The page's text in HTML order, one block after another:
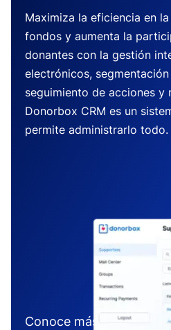
Maximiza la eficiencia en
fondos y aumenta la
donantes con la gestión
electrónicos,
seguimiento de acciones y
Donorbox CRM es un
permite administrarlo todo.
Conoce más